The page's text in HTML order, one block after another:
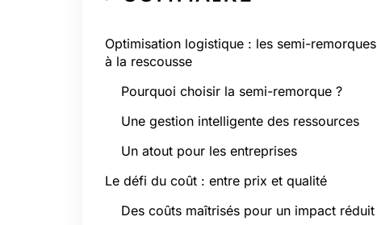
Optimisation logistique : les semi-remorques
à la rescousse
Pourquoi choisir la semi-remorque ?
Une gestion intelligente des ressources
Un atout pour les entreprises
Le défi du coût : entre prix et qualité
Des coûts maîtrisés pour un impact réduit